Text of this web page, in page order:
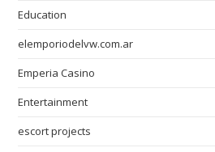
Education
elemporiodelvw.com.ar
Emperia Casino
Entertainment
escort projects